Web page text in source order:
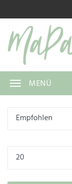
MENÜ